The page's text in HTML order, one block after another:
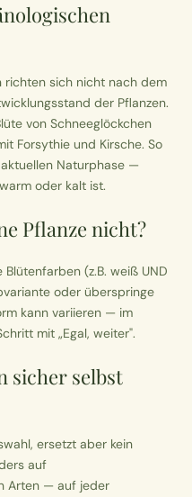
richten sich nicht nach dem
der Pflanzen.
von Schneeglöckchen
Forsythie und Kirsche. So
Naturphase —
oder kalt ist.
Pflanze nicht?
(z.B. weiß UND
oder überspringe
kann variieren — im
mit „Egal, weiter".
sicher selbst
ersetzt aber kein
auf
Arten — auf jeder